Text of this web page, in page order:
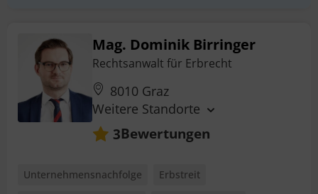
Mag. Dominik Birringer
Rechtsanwalt für Erbrecht
8010 Graz
Weitere Standorte
3Bewertungen
Unternehmensnachfolge
Erbstreit